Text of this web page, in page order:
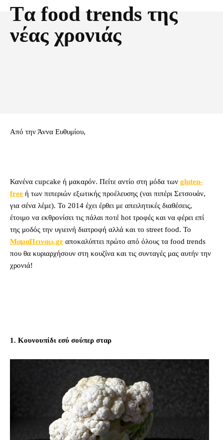
Tα food trends της
νέας χρονιάς
Από την Άννα Ευθυμίου,
Κανένα cupcake ή μακαρόν. Πείτε αντίο στη μόδα των gluten-
free ή των πιπεριών εξωτικής προέλευσης (ναι πιπέρι Σετσουάν,
για σένα λέμε). Το 2014 έχει έρθει με απειλητικές διαθέσεις,
έτοιμο να εκθρονίσει τις πάλαι ποτέ hot τροφές και να φέρει επί
της μοδός την υγιεινή διατροφή αλλά και το street food. Το
ΜαμαΠειναω.gr αποκαλύπτει πρώτο από όλους τα food trends
που θα κυριαρχήσουν στη κουζίνα και τις συνταγές μας αυτήν την
χρονιά!
1. Κουνουπίδι εσύ σούπερ σταρ